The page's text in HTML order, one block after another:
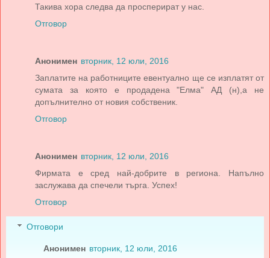
Такива хора следва да просперират у нас.
Отговор
Анонимен вторник, 12 юли, 2016
Заплатите на работниците евентуално ще се изплатят от
сумата за която е продадена "Елма" АД (н),а не
допълнително от новия собственик.
Отговор
Анонимен вторник, 12 юли, 2016
Фирмата е сред най-добрите в региона. Напълно
заслужава да спечели търга. Успех!
Отговор
Отговори
Анонимен вторник, 12 юли, 2016